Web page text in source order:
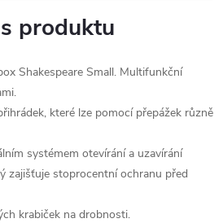
produktu
Shakespeare Small. Multifunkční
které lze pomocí přepážek různě
systémem otevírání a uzavírání
zajišťuje stoprocentní ochranu před
krabiček na drobnosti.